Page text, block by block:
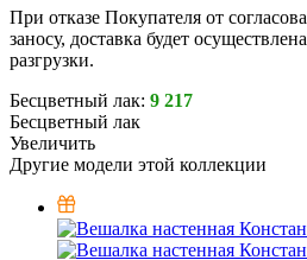
При отказе Покупателя от
заносу, доставка будет
разгрузки.
Бесцветный лак: 9 217
Бесцветный лак
Увеличить
Другие модели этой коллекции